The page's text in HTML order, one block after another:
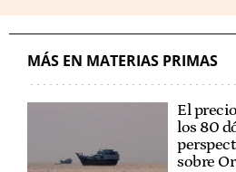
MÁS EN MATERIAS PRIMAS
El
los 80
sobre